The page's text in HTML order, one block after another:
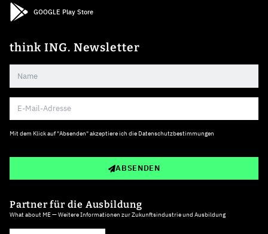
GOOGLE Play Store
think ING. Newsletter
Mit dem Klick auf "Absenden" akzeptiere ich die Datenschutzbestimmungen
ABSENDEN
Partner für die Ausbildung
What about ME — Weitere Informationen zur Zukunftsindustrie und Ausbildung